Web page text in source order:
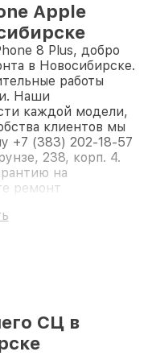
Apple
8 Plus, добро
в Новосибирске.
работы
Наши
каждой модели,
клиентов мы
+7 (383) 202-18-57
238, корп. 4.
на
ремонт
СЦ в